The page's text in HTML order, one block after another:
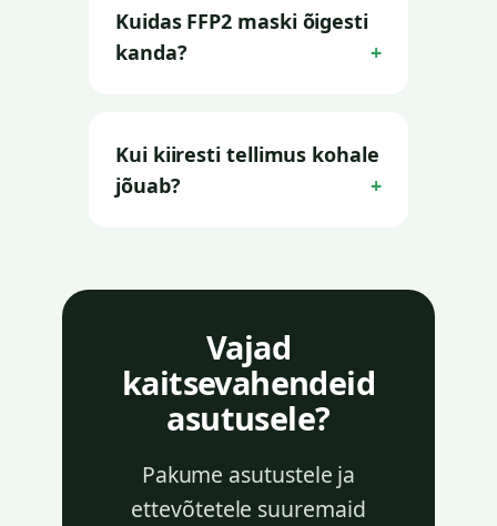
Kuidas FFP2 maski õigesti
kanda?
Kui kiiresti tellimus kohale
jõuab?
Vajad
kaitsevahendeid
asutusele?
Pakume asutustele ja
ettevõtetele suuremaid